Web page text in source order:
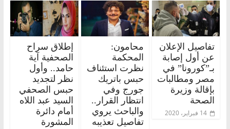
تفاصيل الإعلان
عن أول إصابة
بـ”كورونا” في
مصر ومطالبات
بإقالة وزيرة
الصحة
14 فبراير، 2020
محامون:
المحكمة
نظرت استئناف
حبس باتريك
جورج وفي
انتظار القرار..
والباحث يروي
تفاصيل تعذيبه
إطلاق سراح
الصحفية آية
حامد.. وأول
نظر لتجديد
حبس الصحفي
السيد عبد اللاه
أمام دائرة
المشورة